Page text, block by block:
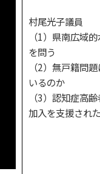
村尾光子議員
（1）県南広域
を問う
（2）無戸籍問
いるのか
（3）認知症高
加入を支援され